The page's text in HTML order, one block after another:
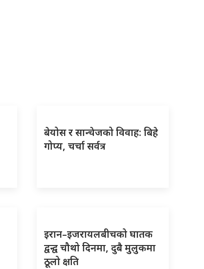
बेयोस र सान्चेजको विवाह: बिहे
गोप्य, चर्चा सर्वत्र
इरान–इजरायलबीचको घातक
द्वन्द्व चौथो दिनमा, दुबै मुलुकमा
ठूलो क्षति